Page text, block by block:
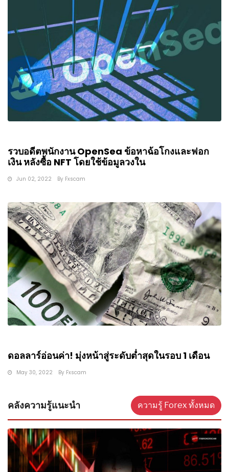
รวบอดีตพนักงาน OpenSea ข้อหาฉ้อโกงและฟอก
เงิน หลังซื้อ NFT โดยใช้ข้อมูลวงใน
Jun 02, 2022 By Fxscam
ดอลลาร์อ่อนค่า! มุ่งหน้าสู่ระดับต่ำสุดในรอบ 1 เดือน
May 30, 2022 By Fxscam
คลังความรู้แนะนำ ความรู้ Forex ทั้งหมด